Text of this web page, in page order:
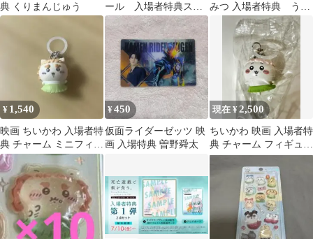
典 くりまんじゅう
ール 入場者特典ステ
ッカー アーニャ ロ
イド ヨル ボンド
みつ 入場者特典 うさ
ぎ ハチワレセット
¥ 1,540
映画 ちいかわ 入場者特
典 チャーム ミニフィギ
ュア シーサー めじるし
¥450
仮面ライダーゼッツ 映
画 入場特典 曽野舜太
現在 ¥2,500
ちいかわ 映画 入場者特
典 チャーム フィギュア
新品 ちいかわ